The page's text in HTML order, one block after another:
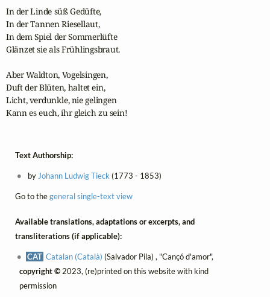
In der Linde süß Gedüfte,
In der Tannen Riesellaut,
In dem Spiel der Sommerlüfte
Glänzet sie als Frühlingsbraut.
Aber Waldton, Vogelsingen,
Duft der Blüten, haltet ein,
Licht, verdunkle, nie gelingen
Kann es euch, ihr gleich zu sein!
Text Authorship:
by Johann Ludwig Tieck (1773 - 1853)
Go to thegeneral single-text view
Available translations, adaptations or excerpts, and
transliterations (if applicable):
CAT Catalan (Català) (Salvador Pila) , "Cançó d'amor",
copyright ©2023, (re)printed on this website with kind
permission